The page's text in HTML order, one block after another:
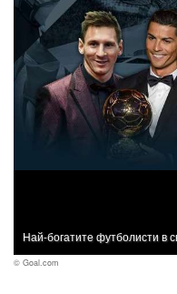
Най-богатите футболисти в
© Goal.com